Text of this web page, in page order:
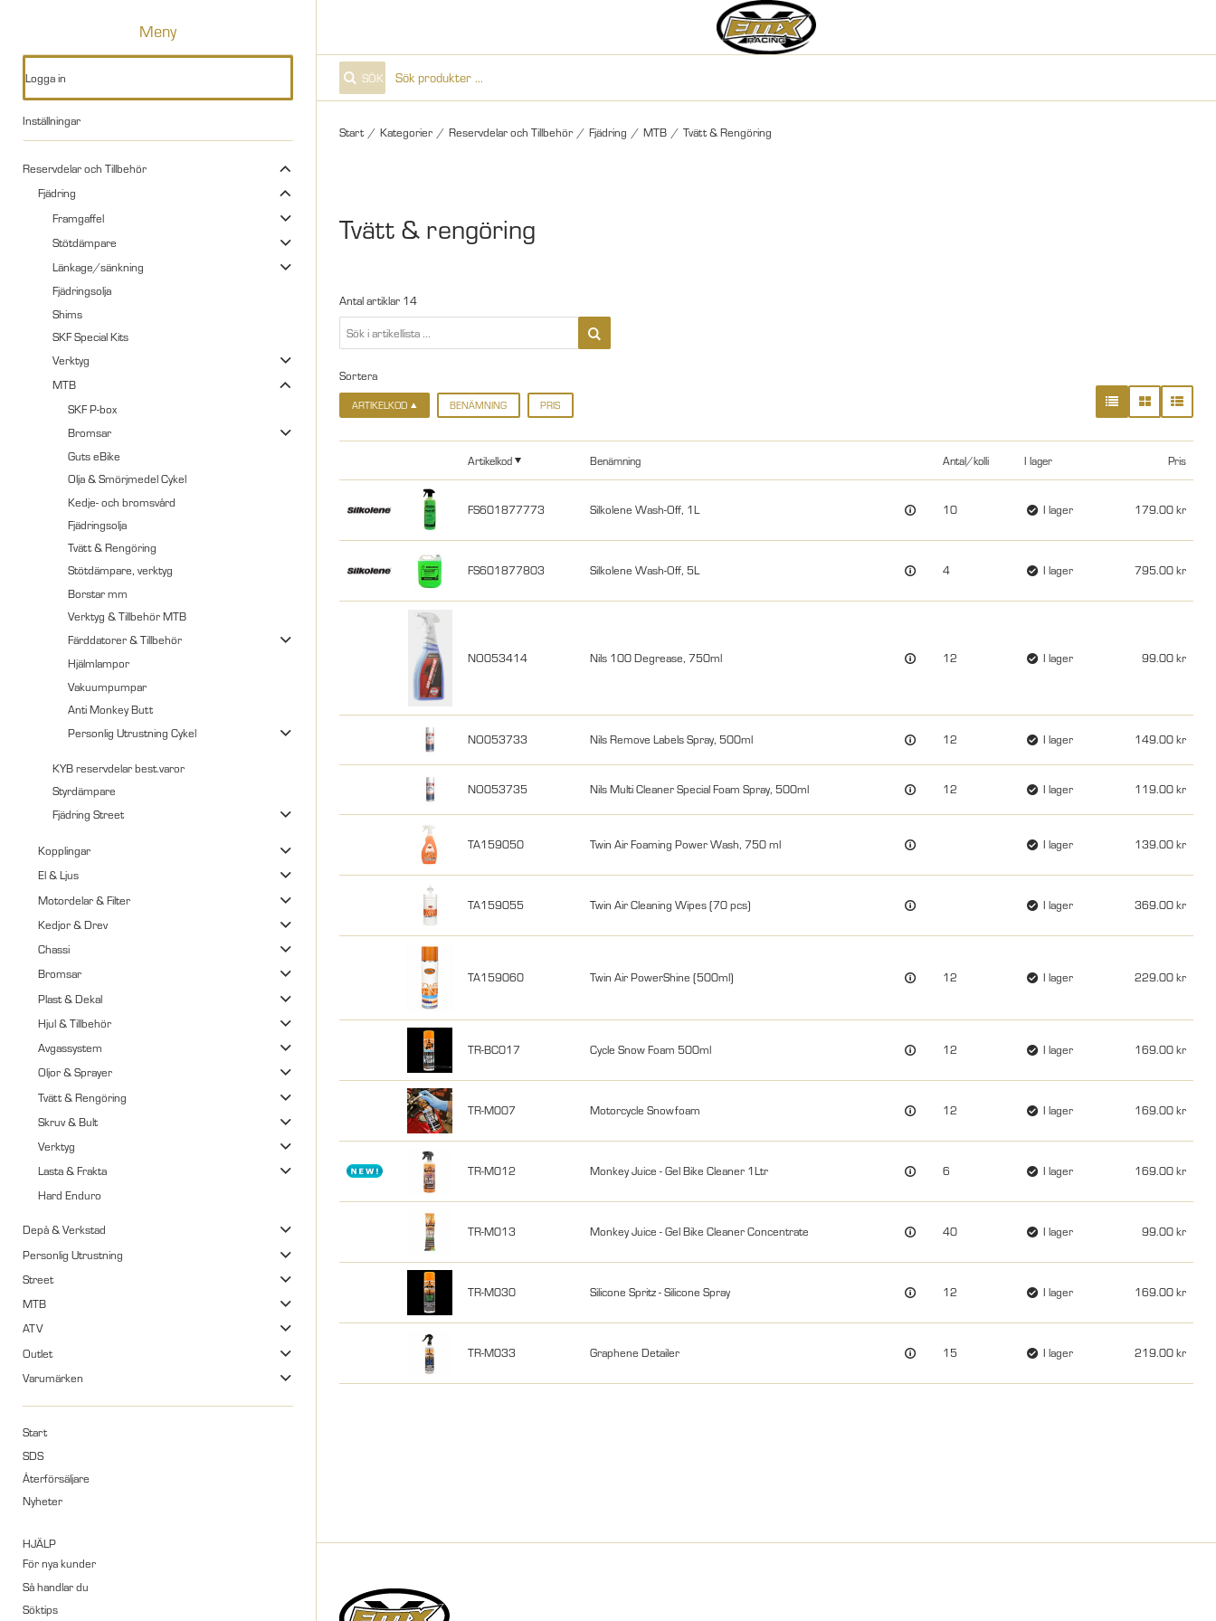
Meny
Logga in
Inställningar
Reservdelar och Tillbehör
Fjädring
Framgaffel
Stötdämpare
Länkage/sänkning
Fjädringsolja
Shims
SKF Special Kits
Verktyg
MTB
SKF P-box
Bromsar
Guts eBike
Olja & Smörjmedel Cykel
Kedje- och bromsvård
Fjädringsolja
Tvätt & Rengöring
Stötdämpare, verktyg
Borstar mm
Verktyg & Tillbehör MTB
Färddatorer & Tillbehör
Hjälmlampor
Vakuumpumpar
Anti Monkey Butt
Personlig Utrustning Cykel
KYB reservdelar best.varor
Styrdämpare
Fjädring Street
Kopplingar
El & Ljus
Motordelar & Filter
Kedjor & Drev
Chassi
Bromsar
Plast & Dekal
Hjul & Tillbehör
Avgassystem
Oljor & Sprayer
Tvätt & Rengöring
Skruv & Bult
Verktyg
Lasta & Frakta
Hard Enduro
Depå & Verkstad
Personlig Utrustning
Street
MTB
ATV
Outlet
Varumärken
Start
SDS
Återförsäljare
Nyheter
HJÄLP
För nya kunder
Så handlar du
Söktips
SÖK
Start / Kategorier / Reservdelar och Tillbehör / Fjädring / MTB / Tvätt & Rengöring
Tvätt & rengöring
Antal artiklar 14
Sortera
ARTIKELKOD BENÄMNING PRIS
Artikelkod Benämning Antal/kolli I lager Pris
FS601877773 Silkolene Wash-Off, 1L 10 I lager 179.00
FS601877803 Silkolene Wash-Off, 5L 4 I lager 795.00
NO053414 Nils 100 Degrease, 750ml 12 I lager 99.00
NO053733 Nils Remove Labels Spray, 500ml 12 I lager 149.00
NO053735 Nils Multi Cleaner Special Foam Spray, 500ml 12 I lager 119.00
TA159050 Twin Air Foaming Power Wash, 750 ml I lager 139.00
TA159055 Twin Air Cleaning Wipes (70 pcs) I lager 369.00
TA159060 Twin Air PowerShine (500ml) 12 I lager 229.00
TR-BC017 Cycle Snow Foam 500ml 12 I lager 169.00
TR-M007 Motorcycle Snowfoam 12 I lager 169.00
TR-M012 Monkey Juice - Gel Bike Cleaner 1Ltr 6 I lager 169.00
TR-M013 Monkey Juice - Gel Bike Cleaner Concentrate 40 I lager 99.00
TR-M030 Silicone Spritz - Silicone Spray 12 I lager 169.00
TR-M033 Graphene Detailer 15 I lager 219.00